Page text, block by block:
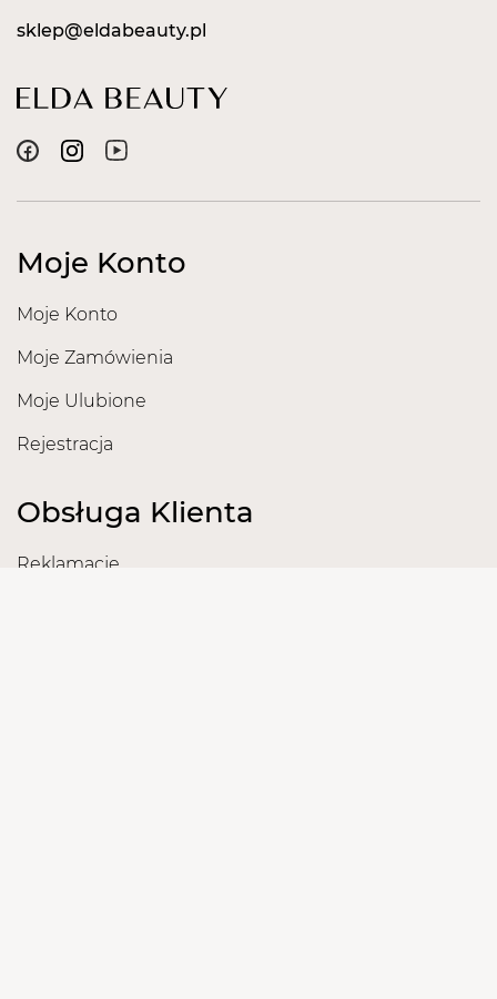
Moje Konto
Moje Konto
Moje Zamówienia
Moje Ulubione
Rejestracja
Obsługa Klienta
Reklamacje
sklep@eldabeauty.pl